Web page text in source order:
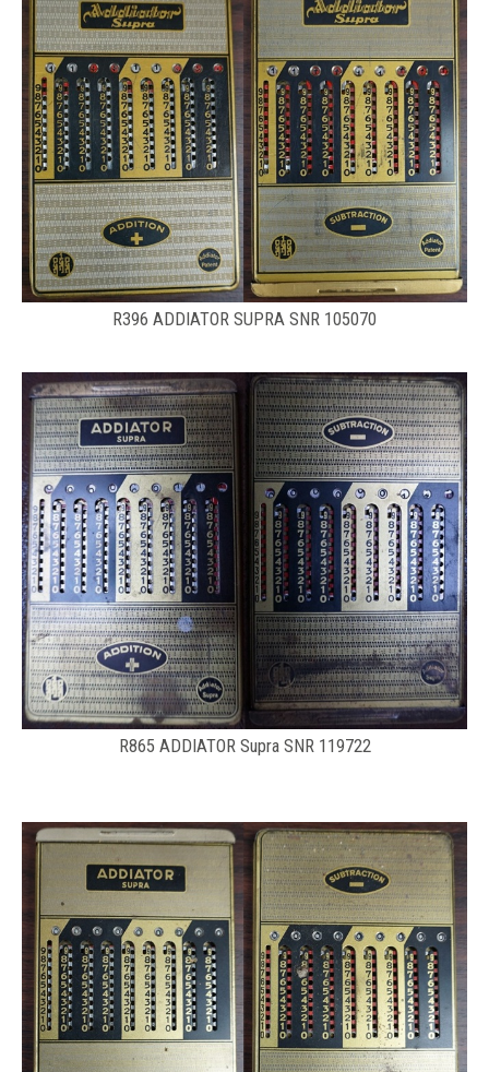
R396 ADDIATOR SUPRA SNR 105070
R865 ADDIATOR Supra SNR 119722